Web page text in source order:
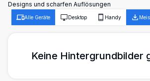
Designs und scharfen Auflösungen
Alle Geräte Desktop Handy
Keine Hintergrundbilder